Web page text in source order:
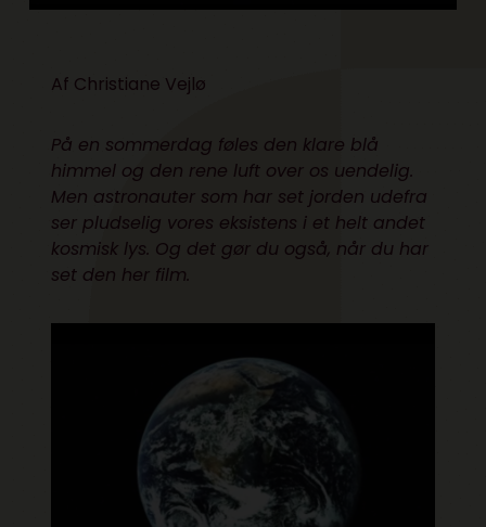
Af Christiane Vejlø
På en sommerdag føles den klare blå
himmel og den rene luft over os uendelig.
Men astronauter som har set jorden udefra
ser pludselig vores eksistens i et helt andet
kosmisk lys. Og det gør du også, når du har
set den her film.